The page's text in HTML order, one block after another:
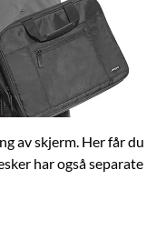
av skjerm. Her får du
har også separate